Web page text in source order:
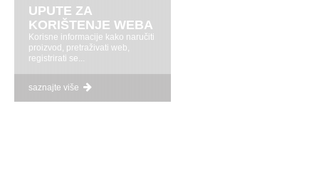
UPUTE ZA
KORIŠTENJE WEBA
Korisne informacije kako naručiti
proizvod, pretraživati web,
registrirati se...
saznajte više